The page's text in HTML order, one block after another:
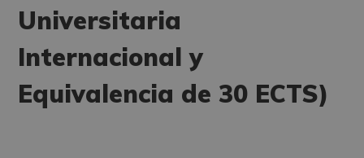
Universitaria
Internacional y
Equivalencia de 30 ECTS)